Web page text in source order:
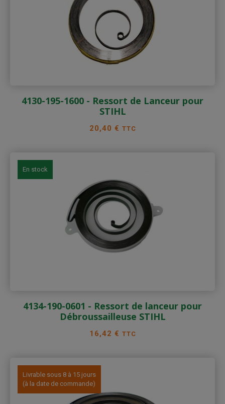
4130-195-1600 - Ressort de Lanceur pour
STIHL
Prix
20,40 € TTC
En stock
4134-190-0601 - Ressort de lanceur pour
Débroussailleuse STIHL
Prix
16,42 € TTC
Livrable sous 8 à 15 jours
(à la date de commande)